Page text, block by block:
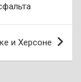
и Херсоне